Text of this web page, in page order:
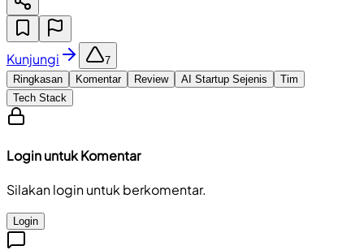
Kunjungi
7
Ringkasan
Komentar Review AI Startup Sejenis
Tim
Tech Stack
Login untuk Komentar
Silakan login untuk berkomentar.
Login